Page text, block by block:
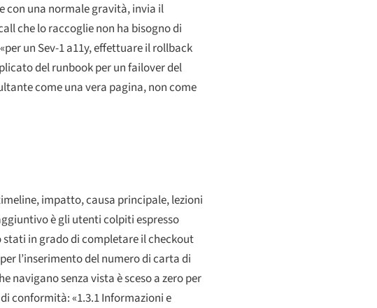
con una normale gravità, invia il
che lo raccoglie non ha bisogno di
un Sev-1 a11y, effettuare il rollback
del runbook per un failover del
come una vera pagina, non come
impatto, causa principale, lezioni
è gli utenti colpiti espresso
in grado di completare il checkout
l’inserimento del numero di carta di
navigano senza vista è sceso a zero per
conformità: «1.3.1 Informazioni e